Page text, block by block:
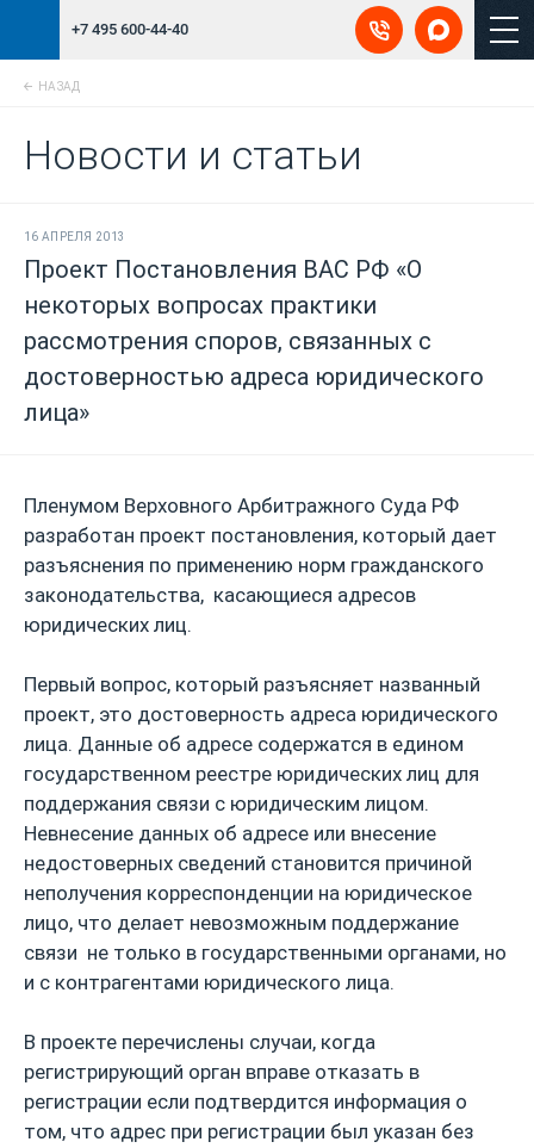
+7 495 600-44-40
НАЗАД
Новости и статьи
16 АПРЕЛЯ 2013
Проект Постановления ВАС РФ «О
некоторых вопросах практики
рассмотрения споров, связанных с
достоверностью адреса юридического
лица»
Пленумом Верховного Арбитражного Суда РФ
разработан проект постановления, который дает
разъяснения по применению норм гражданского
законодательства, касающиеся адресов
юридических лиц.
Первый вопрос, который разъясняет названный
проект, это достоверность адреса юридического
лица. Данные об адресе содержатся в едином
государственном реестре юридических лиц для
поддержания связи с юридическим лицом.
Невнесение данных об адресе или внесение
недостоверных сведений становится причиной
неполучения корреспонденции на юридическое
лицо, что делает невозможным поддержание
связи не только в государственными органами, но
и с контрагентами юридического лица.
В проекте перечислены случаи, когда
регистрирующий орган вправе отказать в
регистрации если подтвердится информация о
том, что адрес при регистрации был указан без